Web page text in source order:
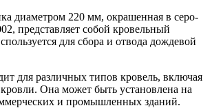
диаметром 220 мм, окрашенная в серо-
представляет собой кровельный
для сбора и отвода дождевой
для различных типов кровель, включая
Она может быть установлена на
и промышленных зданий.